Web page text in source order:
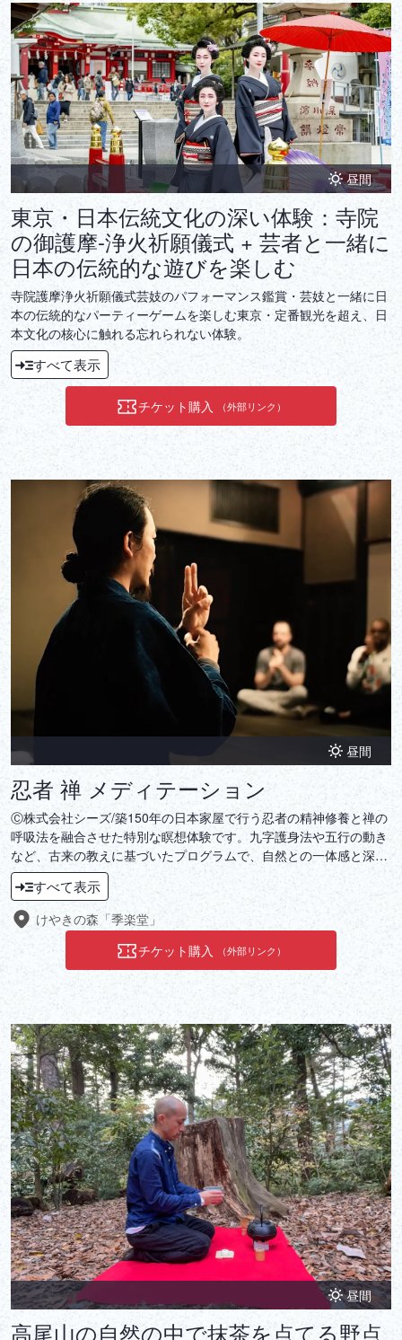
昼間
東京・日本伝統文化の深い体験：寺院
の御護摩-浄火祈願儀式 + 芸者と一緒に
日本の伝統的な遊びを楽しむ
寺院護摩浄火祈願儀式芸妓のパフォーマンス鑑賞・芸妓と一緒に日
本の伝統的なパーティーゲームを楽しむ東京・定番観光を超え、日
本文化の核心に触れる忘れられない体験。
すべて表示
チケット購入 （外部リンク）
昼間
忍者 禅 メディテーション
Ⓒ株式会社シーズ/築150年の日本家屋で行う忍者の精神修養と禅の
呼吸法を融合させた特別な瞑想体験です。九字護身法や五行の動き
など、古来の教えに基づいたプログラムで、自然との一体感と深い
内面の静けさを体感できます。日常から一歩離れて、自分自身と向
き合ってみませんか？
すべて表示
けやきの森「季楽堂」
チケット購入
（外部リンク）
昼間
高尾山の自然の中で抹茶を点てる野点